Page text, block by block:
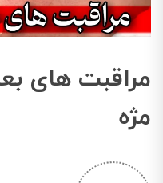
مراقبت های
مژه